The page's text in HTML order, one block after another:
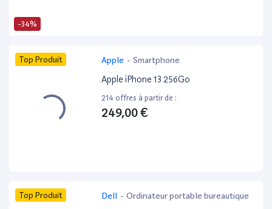
-34%
Top Produit Apple - Smartphone
Apple iPhone 13 256Go
214 offres à partir de :
249,00 €
Top Produit Dell - Ordinateur portable bureautique